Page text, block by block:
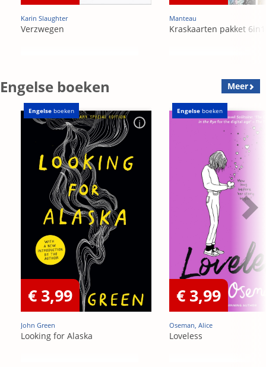
Karin Slaughter
Verzwegen
Manteau
Kraskaarten pakket 6in1
Engelse boeken Meer
Engelse boeken
€ 3,99
John Green
Looking for Alaska
Engelse boeken
€ 3,99
Oseman, Alice
Loveless